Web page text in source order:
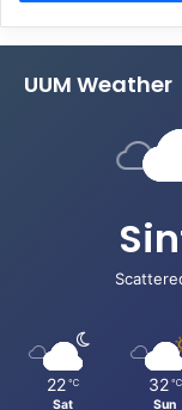
UUM Weather
22 ℃
Sat
32 ℃
Sun